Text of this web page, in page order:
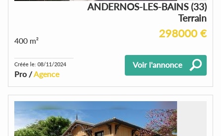
ANDERNOS-LES-BAINS (33)
Terrain
298000 €
400 m²
Créée le: 08/11/2024
Pro /Agence
Voir l'annonce